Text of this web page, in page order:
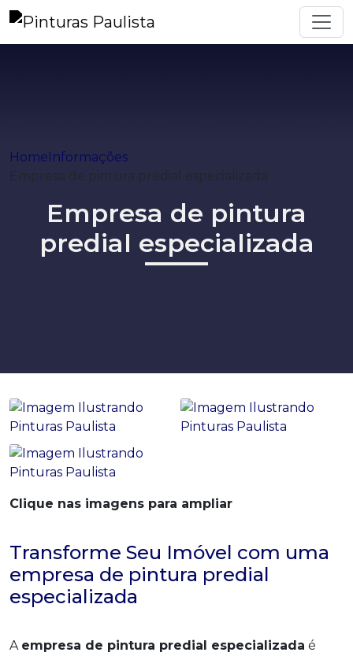
HomeInformações
Empresa de pintura predial especializada
Empresa de pintura
predial especializada
Clique nas imagens para ampliar
Transforme Seu Imóvel com uma
empresa de pintura predial
especializada
A empresa de pintura predial especializada é